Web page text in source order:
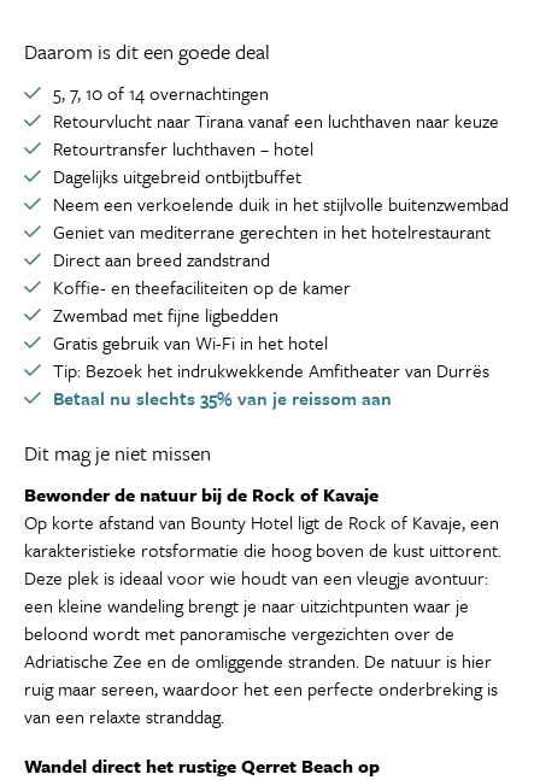
Daarom is dit een goede deal
5, 7, 10 of 14 overnachtingen
Retourvlucht naar Tirana vanaf een luchthaven naar keuze
Retourtransfer luchthaven – hotel
Dagelijks uitgebreid ontbijtbuffet
Neem een verkoelende duik in het stijlvolle buitenzwembad
Geniet van mediterrane gerechten in het hotelrestaurant
Direct aan breed zandstrand
Koffie- en theefaciliteiten op de kamer
Zwembad met fijne ligbedden
Gratis gebruik van Wi-Fi in het hotel
Tip: Bezoek het indrukwekkende Amfitheater van Durrës
Betaal nu slechts 35% van je reissom aan
Dit mag je niet missen
Bewonder de natuur bij de Rock of Kavaje
Op korte afstand van Bounty Hotel ligt de Rock of Kavaje, een
karakteristieke rotsformatie die hoog boven de kust uittorent.
Deze plek is ideaal voor wie houdt van een vleugje avontuur:
een kleine wandeling brengt je naar uitzichtpunten waar je
beloond wordt met panoramische vergezichten over de
Adriatische Zee en de omliggende stranden. De natuur is hier
ruig maar sereen, waardoor het een perfecte onderbreking is
van een relaxte stranddag.
Wandel direct het rustige Qerret Beach op